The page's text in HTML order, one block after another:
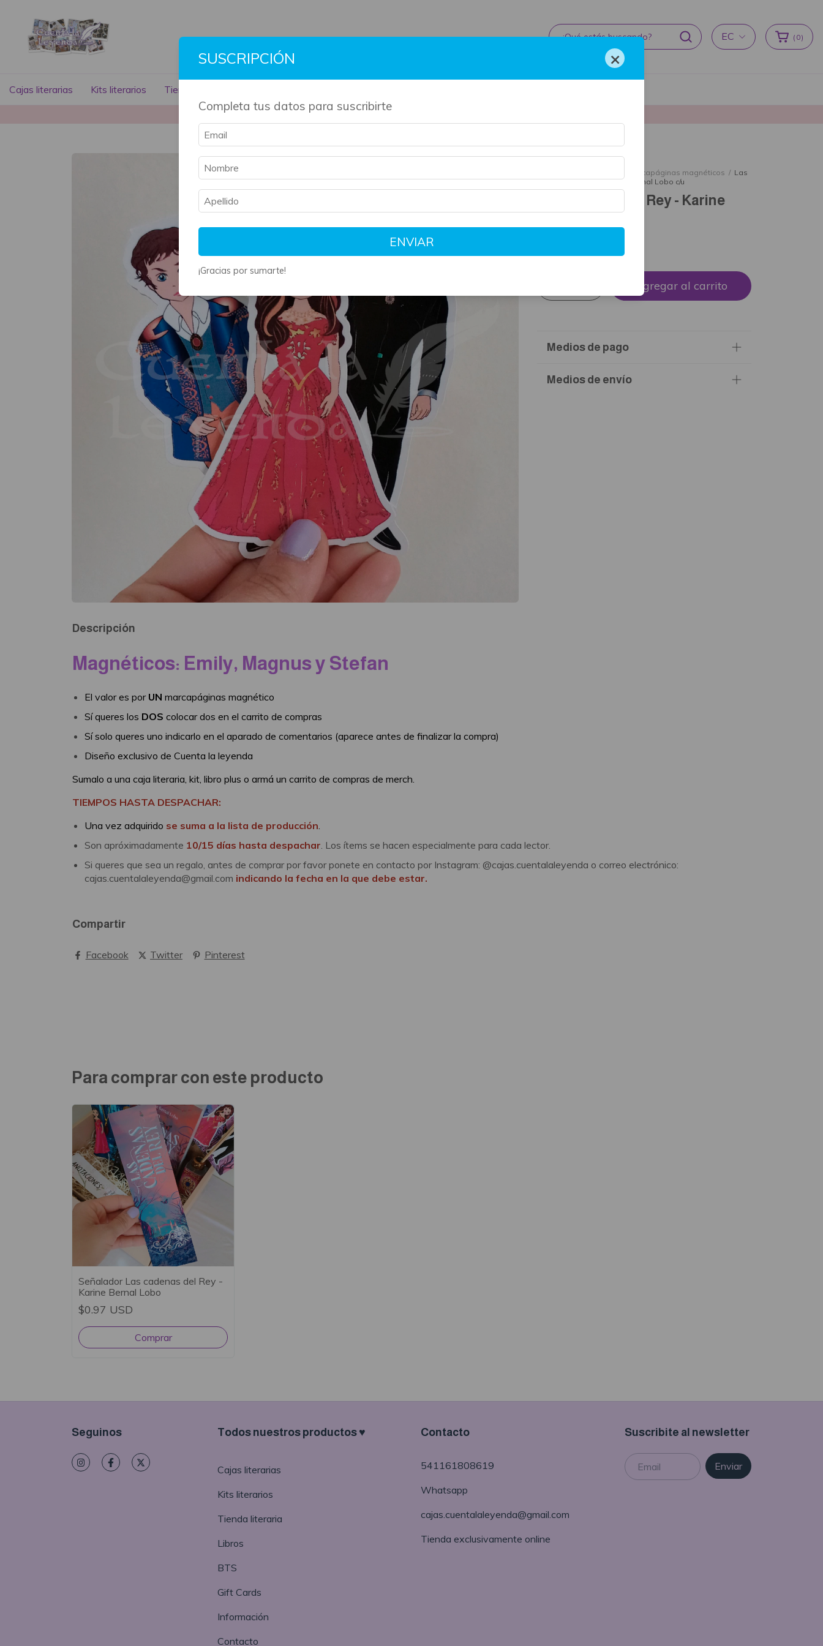
La mayoría de nuestros productos son artesanales y tienen su tiempo de producción ♥
EC ( 0)
Cajas literarias Kits literarios Tienda literaria
Marcapáginas magnéticos / Las
cadenas del Rey - Karine Bernal Lobo c/u
Las cadenas del Rey - Karine
Bernal Lobo c/u
Medios de pago
Medios de envío
Descripción
Magnéticos: Emily, Magnus y Stefan
El valor es por UN marcapáginas magnético
Sí queres los DOS colocar dos en el carrito de compras
Sí solo queres uno indicarlo en el aparado de comentarios (aparece antes de finalizar la compra)
Diseño exclusivo de Cuenta la leyenda
Sumalo a una caja literaria, kit, libro plus o armá un carrito de compras de merch.
TIEMPOS HASTA DESPACHAR:
Una vez adquirido se suma a la lista de producción.
Son apróximadamente 10/15 días hasta despachar. Los ítems se hacen especialmente para cada lector.
Si queres que sea un regalo, antes de comprar por favor ponete en contacto por Instagram: @cajas.cuentalaleyenda o correo electrónico:
cajas.cuentalaleyenda@gmail.com indicando la fecha en la que debe estar.
Compartir
Facebook Twitter Pinterest
Para comprar con este producto
Señalador Las cadenas del Rey -
Karine Bernal Lobo
$0.97 USD
Seguinos Todos nuestros productos ♥
Cajas literarias
Kits literarios
Tienda literaria
Libros
BTS
Gift Cards
Información
Contacto
Contacto
541161808619
Whatsapp
cajas.cuentalaleyenda@gmail.com
Tienda exclusivamente online
Suscribite al newsletter
SUSCRIPCIÓN ×
Completa tus datos para suscribirte
ENVIAR
¡Gracias por sumarte!